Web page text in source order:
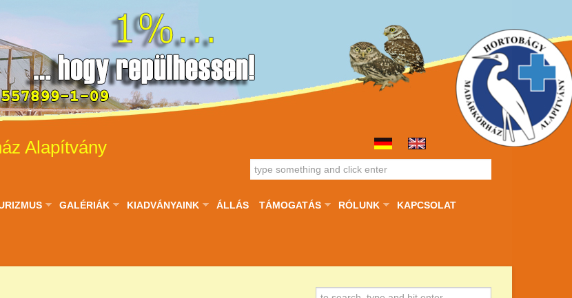
Alapítvány
GALÉRIÁK KIADVÁNYAINK ÁLLÁS TÁMOGATÁS RÓLUNK KAPCSOLAT